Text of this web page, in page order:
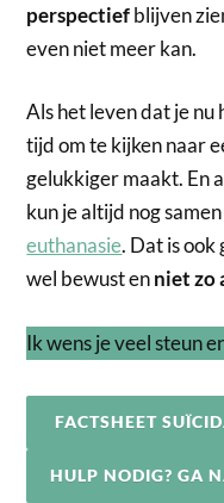
perspectiefblijven
even niet meer kan.
Als het leven dat je
tijd om te kijken naar
gelukkiger maakt. En
kun je altijd nog
euthanasie. Dat is
wel bewust enniet zo
Ik wens je veel steun
FACTSHEET
HULP NODIG? GA